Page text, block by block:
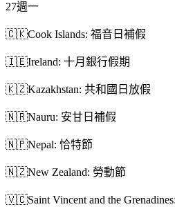
27週一
🇨🇰Cook Islands: 福音日補假
🇮🇪Ireland: 十月銀行假期
🇰🇿Kazakhstan: 共和國日放假
🇳🇷Nauru: 安甘日補假
🇳🇵Nepal: 恰特節
🇳🇿New Zealand: 勞動節
🇻🇨Saint Vincent and the